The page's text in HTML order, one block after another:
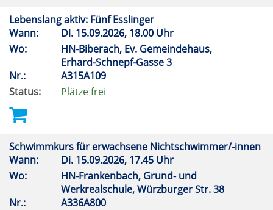
Lebenslang aktiv: Fünf Esslinger
Wann:
Di. 15.09.2026, 18.00 Uhr
Wo:
HN-Biberach, Ev. Gemeindehaus,
Erhard-Schnepf-Gasse 3
Nr.:
A315A109
Status:
Plätze frei
Schwimmkurs für erwachsene Nichtschwimmer/-innen
Wann:
Di. 15.09.2026, 17.45 Uhr
Wo:
HN-Frankenbach, Grund- und
Werkrealschule, Würzburger Str. 38
Nr.:
A336A800